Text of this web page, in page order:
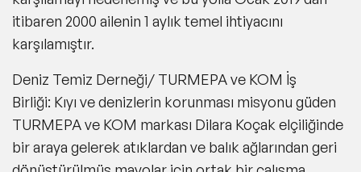
itibaren 2000 ailenin 1 aylık temel ihtiyacını
karşılamıştır.
Deniz Temiz Derneği/ TURMEPA ve KOM İş
Birliği: Kıyı ve denizlerin korunması misyonu güden
TURMEPA ve KOM markası Dilara Koçak elçiliğinde
bir araya gelerek atıklardan ve balık ağlarından geri